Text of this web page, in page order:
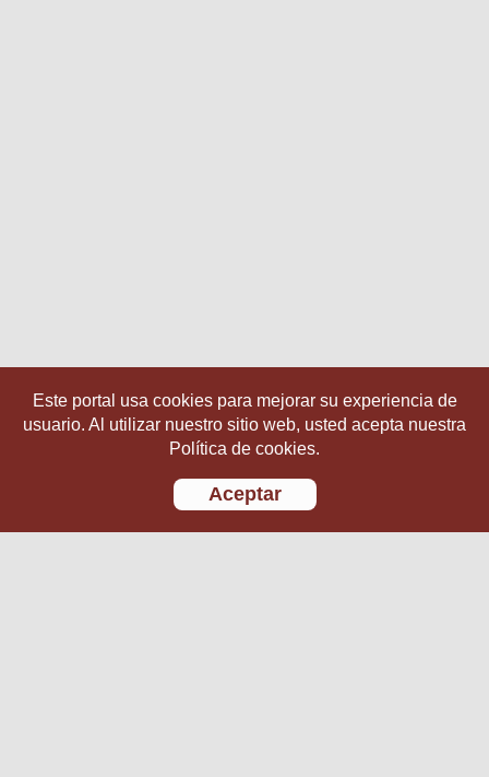
Este portal usa cookies para mejorar su experiencia de
usuario. Al utilizar nuestro sitio web, usted acepta nuestra
Política de cookies.
Aceptar